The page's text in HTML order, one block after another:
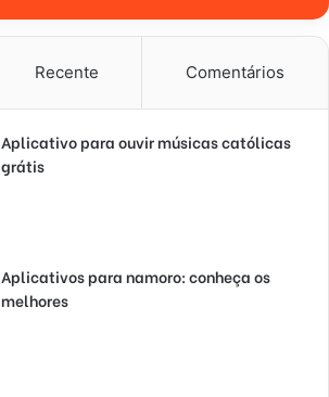
Recente Comentários
Aplicativo para ouvir músicas católicas
grátis
Aplicativos para namoro: conheça os
melhores